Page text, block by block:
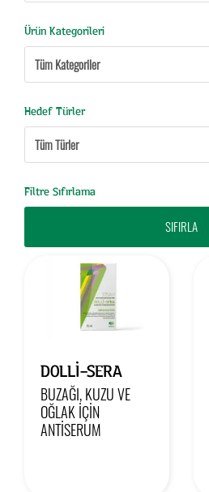
Ürün Kategorileri
Hedef Türler
Filtre Sıfırlama
DOLLI-SERA
BUZAĞI, KUZU VE
OĞLAK İÇİN
ANTİSERUM